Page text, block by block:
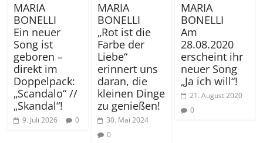
MARIA
BONELLI
Ein neuer
Song ist
geboren –
direkt im
Doppelpack:
„Scandalo“ //
„Skandal“!
9. Juli 2026 0
MARIA
BONELLI
„Rot ist die
Farbe der
Liebe“
erinnert uns
daran, die
kleinen Dinge
zu genießen!
30. Mai 2024
0
MARIA
BONELLI
Am
28.08.2020
erscheint ihr
neuer Song
„Ja ich will“!
21. August 2020
0